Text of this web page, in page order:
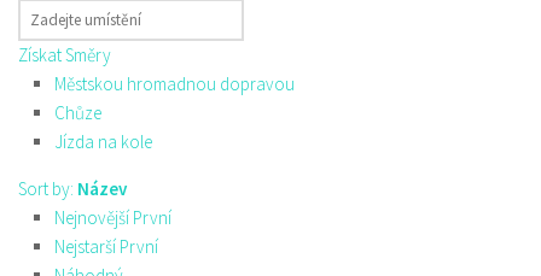
Získat Směry
Městskou hromadnou dopravou
Chůze
Jízda na kole
Sort by: Název
Nejnovější První
Nejstarší První